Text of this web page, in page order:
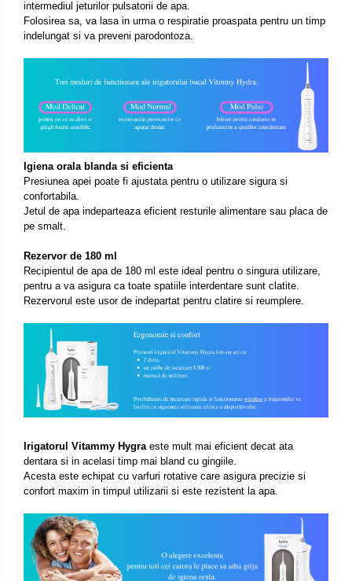
intermediul jeturilor pulsatorii de apa.
Folosirea sa, va lasa in urma o respiratie proaspata pentru un timp
indelungat si va preveni parodontoza.
Igiena orala blanda si eficienta
Presiunea apei poate fi ajustata pentru o utilizare sigura si
confortabila.
Jetul de apa indeparteaza eficient resturile alimentare sau placa de
pe smalt.
Rezervor de 180 ml
Recipientul de apa de 180 ml este ideal pentru o singura utilizare,
pentru a va asigura ca toate spatiile interdentare sunt clatite.
Rezervorul este usor de indepartat pentru clatire si reumplere.
Irigatorul Vitammy Hygra este mult mai eficient decat ata
dentara si in acelasi timp mai bland cu gingiile.
Acesta este echipat cu varfuri rotative care asigura precizie si
confort maxim in timpul utilizarii si este rezistent la apa.